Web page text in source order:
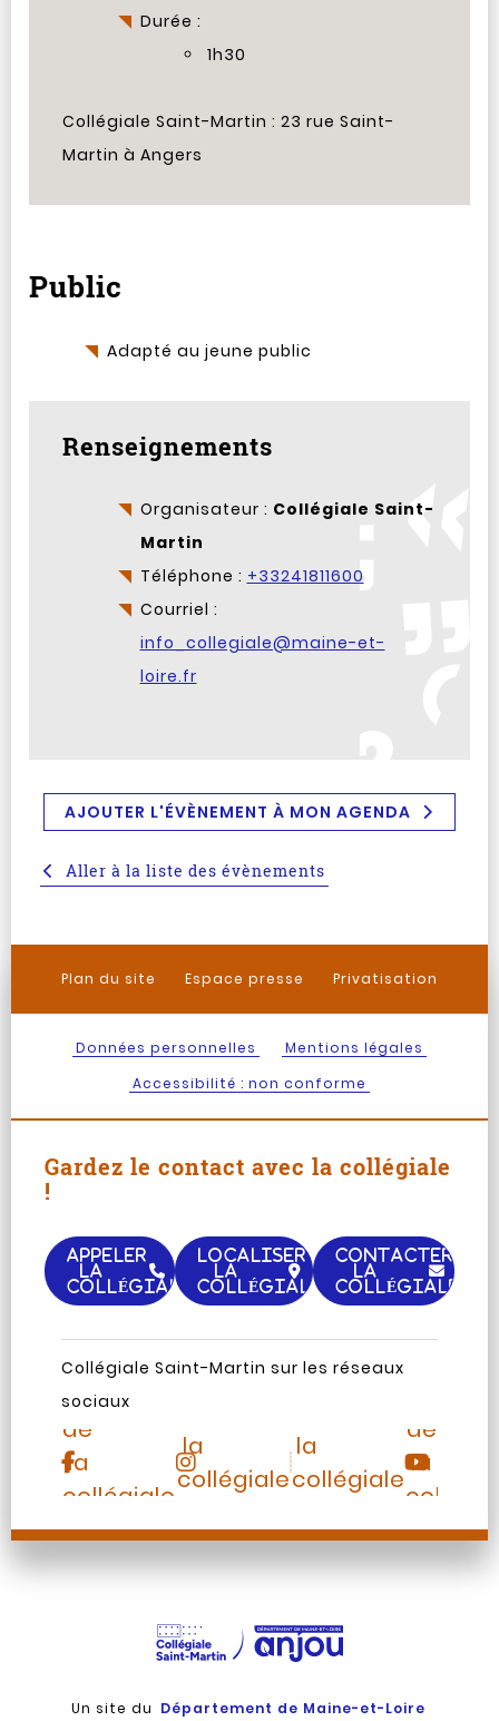
Durée :
1h30
Collégiale Saint-Martin : 23 rue Saint-
Martin à Angers
Public
Adapté au jeune public
Renseignements
Organisateur : Collégiale Saint-
Martin
Téléphone : +33241811600
Courriel :
info_collegiale@maine-et-
loire.fr
AJOUTER L'ÉVÈNEMENT À MON AGENDA
Aller à la liste des évènements
Plan du site Espace presse Privatisation
Données personnelles
Mentions légales
Accessibilité : non conforme
Gardez le contact avec la collégiale
!
APPELER
LA
COLLÉGIALE
LOCALISER
LA
COLLÉGIALE
CONTACTER
LA
COLLÉGIALE
Collégiale Saint-Martin sur les réseaux
sociaux
Page
Facebook
de
la
collégiale
Saint-
Martin
Instagram
la
collégiale
Martin
TripAdvisor
la
collégiale
Martin
de
la
Saint-
Martin
Un site du Département de Maine-et-Loire